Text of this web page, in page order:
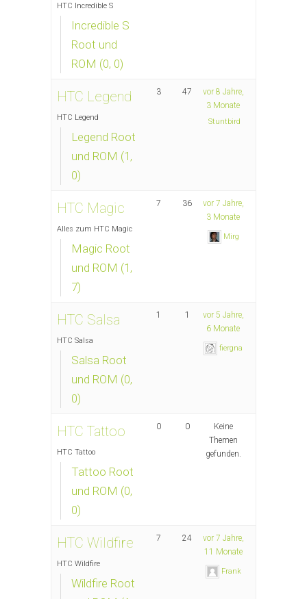
HTC Incredible S
Incredible S
Root und
ROM (0, 0)
HTC Legend
HTC Legend
Legend Root
und ROM (1,
0)
3 47
vor 8 Jahre,
3 Monate
Stuntbird
HTC Magic
Alles zum HTC Magic
Magic Root
und ROM (1,
7)
7 36
vor 7 Jahre,
3 Monate
Mirg
HTC Salsa
HTC Salsa
Salsa Root
und ROM (0,
0)
1 1
vor 5 Jahre,
6 Monate
fiergna
HTC Tattoo
HTC Tattoo
Tattoo Root
und ROM (0,
0)
0 0
Keine
Themen
gefunden.
HTC Wildfire
HTC Wildfire
Wildfire Root
7 24
vor 7 Jahre,
11 Monate
Frank